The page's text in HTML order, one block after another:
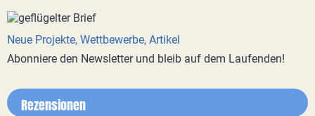
Neue Projekte, Wettbewerbe, Artikel
Abonniere den Newsletter und bleib auf dem Laufenden!
Rezensionen